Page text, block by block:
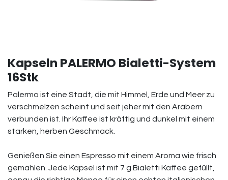
Kapseln PALERMO Bialetti-System
16Stk
Palermo ist eine Stadt, die mit Himmel, Erde und Meer zu
verschmelzen scheint und seit jeher mit den Arabern
verbunden ist. Ihr Kaffee ist kräftig und dunkel mit einem
starken, herben Geschmack.
Genießen Sie einen Espresso mit einem Aroma wie frisch
gemahlen. Jede Kapsel ist mit 7 g Bialetti Kaffee gefüllt,